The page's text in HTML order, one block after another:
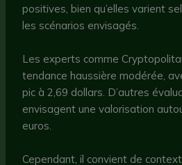
positives, bien qu’elles varient
les scénarios envisagés.
Les experts comme
tendance haussière modérée,
pic à 2,69 dollars. D’autres
envisagent une valorisation
euros.
Cependant, il convient de